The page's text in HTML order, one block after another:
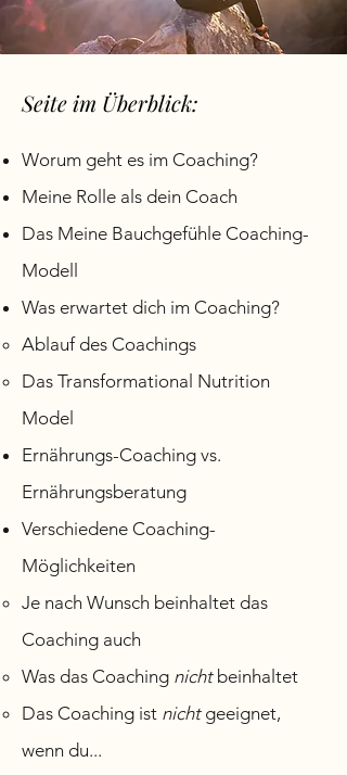
Seite im Überblick:
Worum geht es im Coaching?
Meine Rolle als dein Coach
Das Meine Bauchgefühle Coaching-
Modell
Was erwartet dich im Coaching?
Ablauf des Coachings
Das Transformational Nutrition
Model
Ernährungs-Coaching vs.
Ernährungsberatung
Verschiedene Coaching-
Möglichkeiten
Je nach Wunsch beinhaltet das
Coaching auch
Was das Coaching nicht beinhaltet
Das Coaching ist nicht geeignet,
wenn du...